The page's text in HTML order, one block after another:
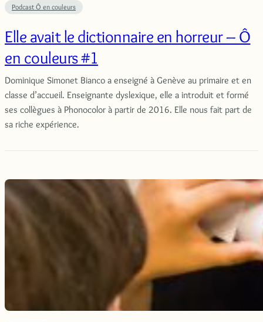
Podcast Ô en couleurs
Elle avait le dictionnaire en horreur – Ô
en couleurs #1
Dominique Simonet Bianco a enseigné à Genève au primaire et en
classe d’accueil. Enseignante dyslexique, elle a introduit et formé
ses collègues à Phonocolor à partir de 2016. Elle nous fait part de
sa riche expérience.